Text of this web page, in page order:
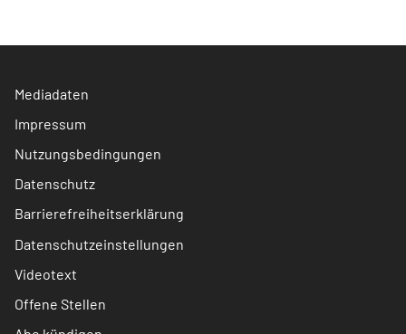
Mediadaten
Impressum
Nutzungsbedingungen
Datenschutz
Barrierefreiheitserklärung
Datenschutzeinstellungen
Videotext
Offene Stellen